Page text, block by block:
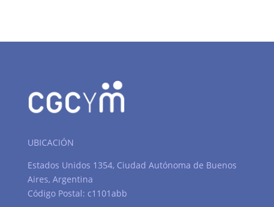
UBICACIÓN
Estados Unidos 1354, Ciudad Autónoma de Buenos
Aires, Argentina
Código Postal: c1101abb